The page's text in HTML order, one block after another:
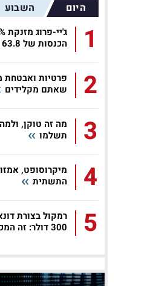
היום השבוע
1
הכנסות של 163.8 מיליון דולר...
2
פרטיות ואבטחת
שאתם מקלידים
3
מה זה טוקן,
תשלמו
4
מיקרוסופט,
התשתית
5
רמקול בצורת
300 דולר: זה המכשיר הראשון של...